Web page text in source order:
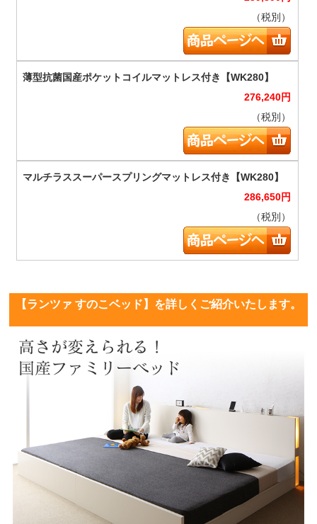
（税別）
276,240円
（税別）
286,650円
（税別）
【ランツァ すのこベッド】を詳しくご紹介いたします。